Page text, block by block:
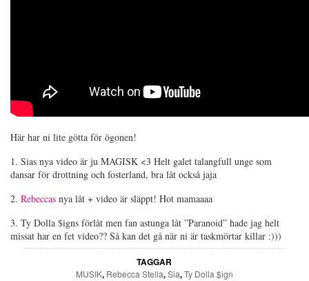
Här har ni lite götta för ögonen!
1. Sias nya video är ju MAGISK <3 Helt galet talangfull unge som
dansar för drottning och fosterland, bra låt också jaja
2. Rebeccas nya låt + video är släppt! Hot mamaaaa
3. Ty Dolla $igns förlåt men fan astunga låt ”Paranoid” hade jag helt
missat har en fet video?? Så kan det gå när ni är taskmörtar killar :)))
TAGGAR
MUSIK, Rebecca Stella,Sia,Ty Dolla $ign